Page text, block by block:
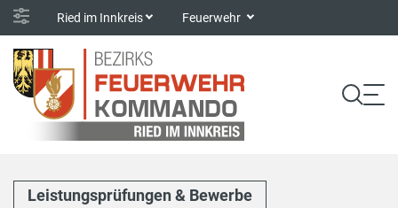
Ried im Innkreis Feuerwehr
Leistungsprüfungen & Bewerbe